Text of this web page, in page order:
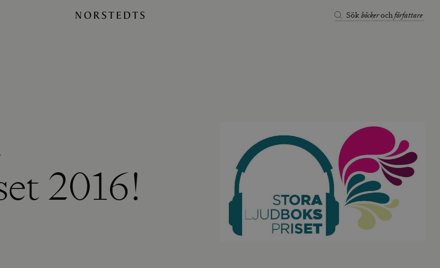
Sökböckerochförfattare
2016!